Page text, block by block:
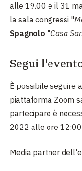
alle 19.00 e il 31
la sala congressi "
Spagnolo "Casa
Segui
È possibile seguire
piattaforma Zoom
partecipare è
2022 alle ore
Media partner